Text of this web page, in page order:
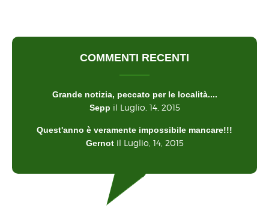
COMMENTI RECENTI
Grande notizia, peccato per le località....
Sepp il Luglio, 14, 2015
Quest'anno è veramente impossibile mancare!!!
Gernot il Luglio, 14, 2015